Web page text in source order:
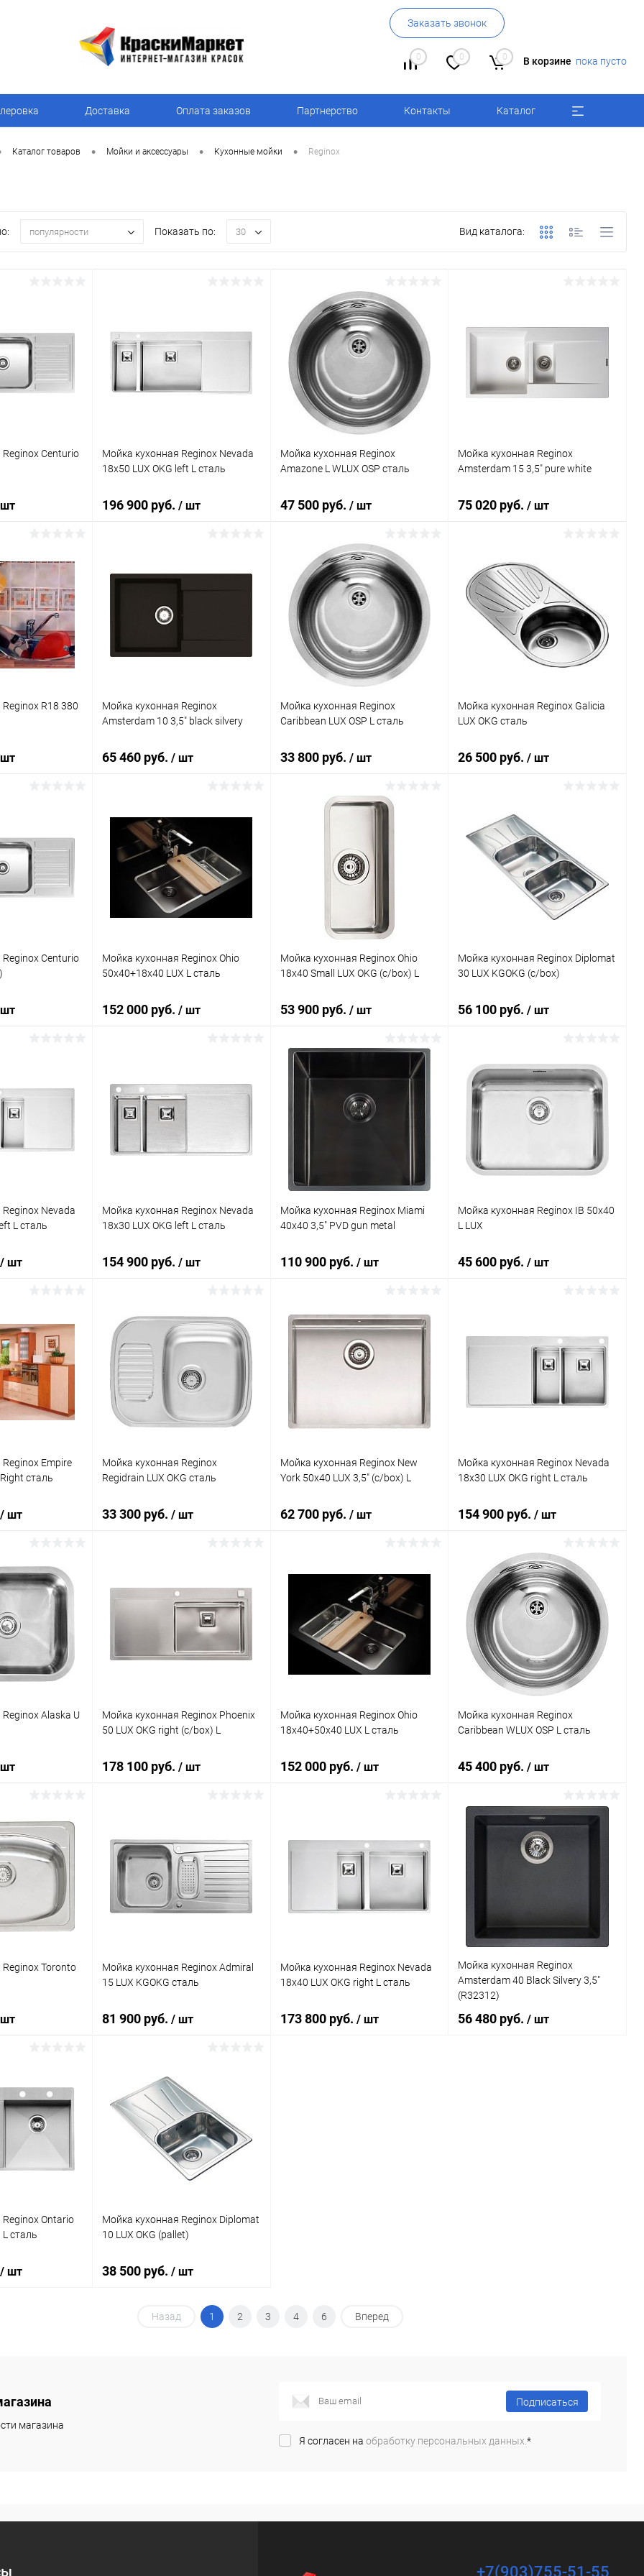
Заказать звонок
0 0 0 В корзине пока пусто
Доставка Оплата заказов Партнерство Контакты Каталог
Каталог товаров • Мойки и аксессуары • Кухонные мойки • Reginox
популярности Показать по: 30 Вид каталога:
Centurio
Сравнение
Под заказ
Мойка кухонная Reginox Nevada
18x50 LUX OKG left L сталь
196 900 руб. / шт
В избранное
Мойка кухонная Reginox
Amazone L WLUX OSP сталь
47 500 руб. / шт
В корзину
Купить в 1 клик Сравнение
В избранное Под заказ
Мойка кухонная Reginox
Amsterdam 15 3,5" pure white
75 020 руб./ шт
В корзину
Купить в 1 клик Сравнение
В избранное Под заказ
R18 380
Сравнение
Под заказ
Мойка кухонная Reginox
Amsterdam 10 3,5" black silvery
65 460 руб. / шт
В корзину
Купить в 1 клик Сравнение
В избранное Под заказ
Мойка кухонная Reginox
Caribbean LUX OSP L сталь
33 800 руб. / шт
Купить в 1 клик
В избранное
Мойка кухонная Reginox Galicia
LUX OKG сталь
26 500 руб./ шт
В корзину
Купить в 1 клик Сравнение
В избранное Под заказ
Centurio
Мойка кухонная Reginox Ohio
50x40+18x40 LUX L сталь
152 000 руб. / шт
Купить в 1 клик
Мойка кухонная Reginox Ohio
18x40 Small LUX OKG (c/box) L
53 900 руб. / шт
Купить в 1 клик
Под заказ
Мойка кухонная Reginox Diplomat
30 LUX KGOKG (c/box)
56 100 руб./ шт
В корзину
Купить в 1 клик Сравнение
В избранное
Nevada
L сталь
/ шт
Сравнение
Под заказ
Мойка кухонная Reginox Nevada
18x30 LUX OKG left L сталь
154 900 руб. / шт
В корзину
Купить в 1 клик Сравнение
В избранное Под заказ
Мойка кухонная Reginox Miami
40x40 3,5" PVD gun metal
110 900 руб. / шт
В корзину
Купить в 1 клик
Мойка кухонная Reginox IB 50x40
L LUX
45 600 руб./ шт
Купить в 1 клик Сравнение
Empire
сталь
/ шт
Сравнение
Под заказ
Мойка кухонная Reginox
Regidrain LUX OKG сталь
33 300 руб. / шт
Купить в 1 клик Сравнение
Под заказ
Мойка кухонная Reginox New
York 50x40 LUX 3,5" (c/box) L
62 700 руб. / шт
В корзину
Купить в 1 клик Сравнение
В избранное Под заказ
Мойка кухонная Reginox Nevada
18x30 LUX OKG right L сталь
154 900 руб./ шт
В корзину
Купить в 1 клик Сравнение
В избранное Под заказ
Alaska U
Сравнение
Под заказ
Мойка кухонная Reginox Phoenix
50 LUX OKG right (c/box) L
178 100 руб. / шт
Купить в 1 клик Сравнение
В избранное Под заказ
Мойка кухонная Reginox Ohio
18x40+50x40 LUX L сталь
152 000 руб. / шт
Купить в 1 клик Сравнение
Под заказ
Мойка кухонная Reginox
Caribbean WLUX OSP L сталь
45 400 руб./ шт
В корзину
Купить в 1 клик
Toronto
Сравнение
Мойка кухонная Reginox Admiral
15 LUX KGOKG сталь
81 900 руб. / шт
В корзину
Купить в 1 клик Сравнение
В избранное Под заказ
Мойка кухонная Reginox Nevada
18x40 LUX OKG right L сталь
173 800 руб. / шт
Мойка кухонная Reginox
Amsterdam 40 Black Silvery 3,5"
(R32312)
56 480 руб./ шт
Ontario
L сталь
/ шт
Мойка кухонная Reginox Diplomat
10 LUX OKG (pallet)
38 500 руб. / шт
В корзину
Назад 1 2 3 4 6 Вперед
магазина
Подписаться
Я согласен на обработку персональных данных. *
+7(903)755-51-55